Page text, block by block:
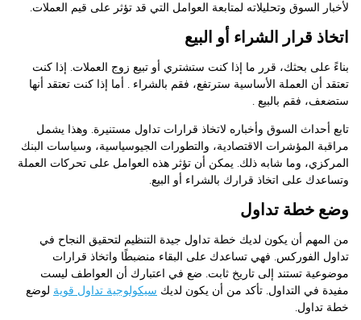
لأخبار السوق وتحليلاته لمتابعة العوامل التي قد تؤثر على قيم العملات.
اتخاذ قرار الشراء أو البيع
بناءً على بحثك، قرر ما إذا كنت ستشتري أو تبيع زوج العملات. إذا كنت
تعتقد أن العملة الأساسية سترتفع، فقم بالشراء . أما إذا كنت تعتقد أنها
ستضعف، فقم بالبيع .
تابع أحداث السوق وأخباره لاتخاذ قرارات تداول مستنيرة. وهذا يشمل
مراقبة المؤشرات الاقتصادية، والتطورات الجيوسياسية، وسياسات البنك
المركزي، وما شابه ذلك. يمكن أن تؤثر هذه العوامل على تحركات العملة
وتساعدك على اتخاذ قرارك بالشراء أو البيع.
وضع خطة تداول
من المهم أن يكون لديك خطة تداول جيدة التنظيم لتحقيق النجاح في
تداول الفوركس. فهي تساعدك على البقاء منضبطًا واتخاذ قرارات
موضوعية تستند إلى تاريخ ثابت. ضع في اعتبارك أن العواطف ليست
مفيدة في التداول. تأكد من أن يكون لديك سيكولوجية تداول قوية لوضع
خطة تداول.